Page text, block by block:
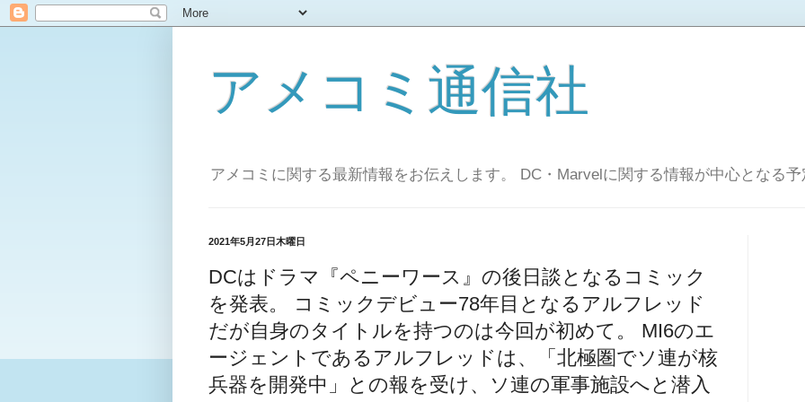
アメコミ通信社
アメコミに関する最新情報をお伝えします。 DC・Marvelに関する情報が中心となる予
2021年5月27日木曜日
DCはドラマ『ペニーワース』の後日談となるコミック
を発表。 コミックデビュー78年目となるアルフレッド
だが自身のタイトルを持つのは今回が初めて。 MI6のエ
ージェントであるアルフレッドは、「北極圏でソ連が核
兵器を開発中」との報を受け、ソ連の軍事施設へと潜入